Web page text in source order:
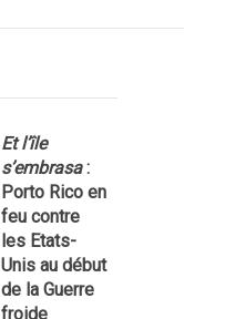
Et l’île
s’embrasa:
Porto Rico en
feu contre
les Etats-
Unis au début
de la Guerre
froide